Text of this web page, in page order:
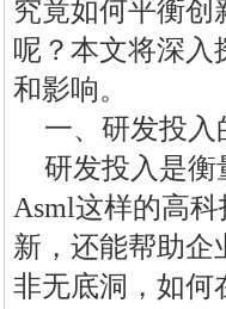
究竟如何平衡创
呢？本文将深入
和影响。
一、研发投入
研发投入是衡
Asml这样的高
新，还能帮助企
非无底洞，如何